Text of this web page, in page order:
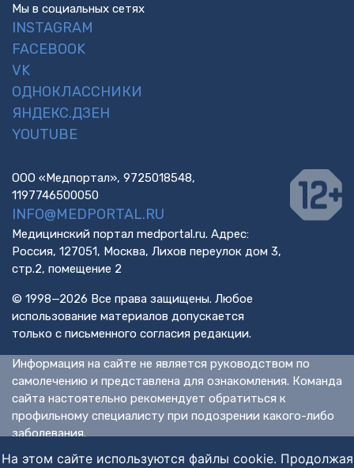
Мы в социальных сетях
INSTAGRAM
FACEBOOK
VK
ОДНОКЛАССНИКИ
ЯНДЕКС.ДЗЕН
YOUTUBE
ООО «Медпортал», 9725018548,
1197746500050
INFO@MEDPORTAL.RU
Медицинский портал medportal.ru. Адрес:
Россия, 127051, Москва, Лихов переулок дом 3,
стр.2, помещение 2
© 1998—2026 Все права защищены. Любое
использование материалов допускается
только с письменного согласия редакции.
Информация на сайте не является руководством по
самолечению и представлена для ознакомления. Команда
сайта настоятельно рекомендует обратиться к
профильному специалисту при подозрении какого-либо
заболевания.
ИМЕЮТСЯ ПРОТИВОПОКАЗАНИЯ. НЕОБХОДИМА
На этом сайте используются файлы cookie. Продолжая